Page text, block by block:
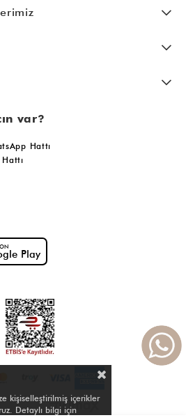
var?
Hattı
Play
kişiselleştirilmiş içerikler
Detaylı bilgi için